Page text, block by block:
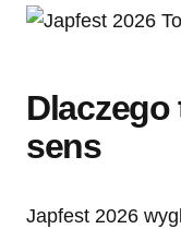
sens
Japfest 2026